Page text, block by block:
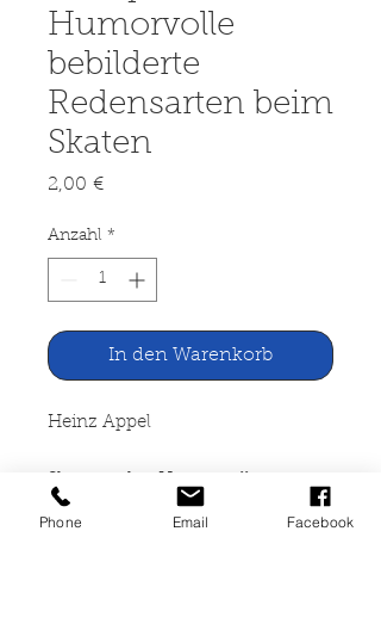
Humorvolle
bebilderte
Redensarten beim
Skaten
2,00 €Preis
Anzahl *
In den Warenkorb
Heinz Appel
bebilderte Redensarten beim
Phone Email Facebook